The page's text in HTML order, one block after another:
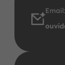
Email: